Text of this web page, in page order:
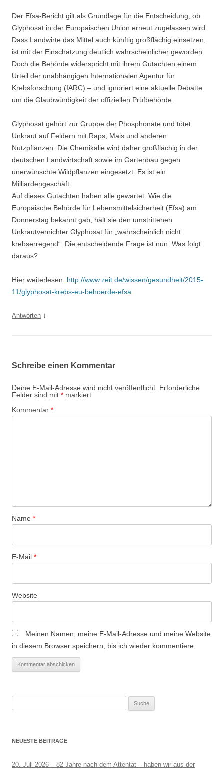
Der Efsa-Bericht gilt als Grundlage für die Entscheidung, ob
Glyphosat in der Europäischen Union erneut zugelassen wird.
Dass Landwirte das Mittel auch künftig großflächig einsetzen,
ist mit der Einschätzung deutlich wahrscheinlicher geworden.
Doch die Behörde widerspricht mit ihrem Gutachten einem
Urteil der unabhängigen Internationalen Agentur für
Krebsforschung (IARC) – und ignoriert eine aktuelle Debatte
um die Glaubwürdigkeit der offiziellen Prüfbehörde.
Glyphosat gehört zur Gruppe der Phosphonate und tötet
Unkraut auf Feldern mit Raps, Mais und anderen
Nutzpflanzen. Die Chemikalie wird daher großflächig in der
deutschen Landwirtschaft sowie im Gartenbau gegen
unerwünschte Wildpflanzen eingesetzt. Es ist ein
Milliardengeschäft.
Auf dieses Gutachten haben alle gewartet: Wie die
Europäische Behörde für Lebensmittelsicherheit (Efsa) am
Donnerstag bekannt gab, hält sie den umstrittenen
Unkrautvernichter Glyphosat für „wahrscheinlich nicht
krebserregend“. Die entscheidende Frage ist nun: Was folgt
daraus?
Hier weiterlesen: http://www.zeit.de/wissen/gesundheit/2015-
11/glyphosat-krebs-eu-behoerde-efsa
Antworten ↓
Schreibe einen Kommentar
Deine E-Mail-Adresse wird nicht veröffentlicht. Erforderliche
Felder sind mit * markiert
Kommentar *
Name *
E-Mail *
Website
Meinen Namen, meine E-Mail-Adresse und meine Website
in diesem Browser speichern, bis ich wieder kommentiere.
NEUESTE BEITRÄGE
20. Juli 2026 – 82 Jahre nach dem Attentat – haben wir aus der